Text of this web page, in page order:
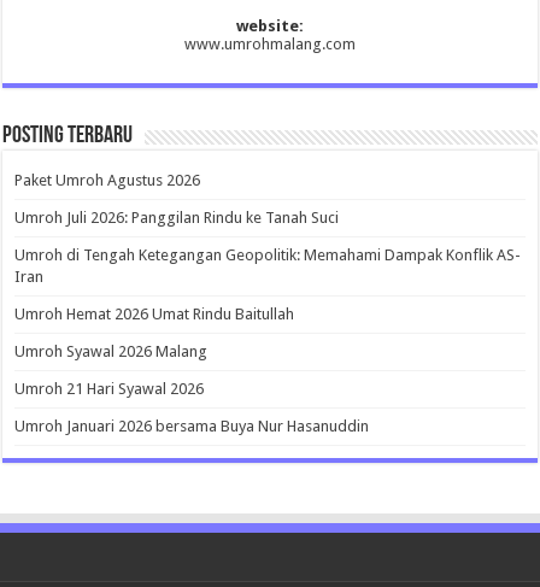
website:
www.umrohmalang.com
Posting Terbaru
Paket Umroh Agustus 2026
Umroh Juli 2026: Panggilan Rindu ke Tanah Suci
Umroh di Tengah Ketegangan Geopolitik: Memahami Dampak Konflik AS-
Iran
Umroh Hemat 2026 Umat Rindu Baitullah
Umroh Syawal 2026 Malang
Umroh 21 Hari Syawal 2026
Umroh Januari 2026 bersama Buya Nur Hasanuddin